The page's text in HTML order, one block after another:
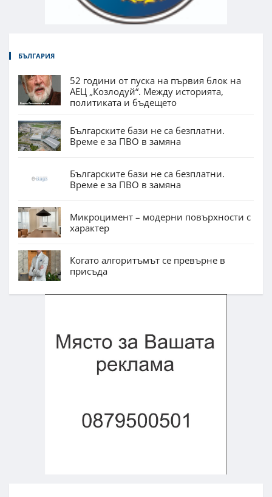
БЪЛГАРИЯ
52 години от пуска на първия блок на
АЕЦ „Козлодуй“. Между историята,
политиката и бъдещето
Българските бази не са безплатни.
Време е за ПВО в замяна
Българските бази не са безплатни.
Време е за ПВО в замяна
Микроцимент – модерни повърхности с
характер
Когато алгоритъмът се превърне в
присъда